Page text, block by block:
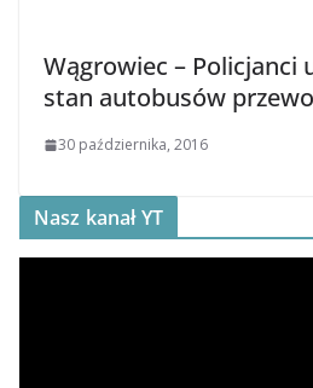
Wągrowiec – Policjanci
stan autobusów
30 października, 2016
Nasz kanał YT